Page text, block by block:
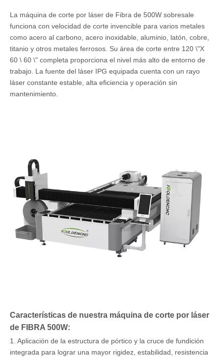
La máquina de corte por láser de Fibra de 500W sobresale
funciona con velocidad de corte invencible para varios metales
como acero al carbono, acero inoxidable, aluminio, latón, cobre,
titanio y otros metales ferrosos. Su área de corte entre 120 \"X
60 \ 60 \" completa proporciona el nivel más alto de entorno de
trabajo. La fuente del láser IPG equipada cuenta con un rayo
láser constante estable, alta eficiencia y operación sin
mantenimiento.
Características de nuestra máquina de corte por láser
de FIBRA 500W:
1. Aplicación de la estructura de pórtico y la cruce de fundición
integrada para lograr una mayor rigidez, estabilidad, resistencia